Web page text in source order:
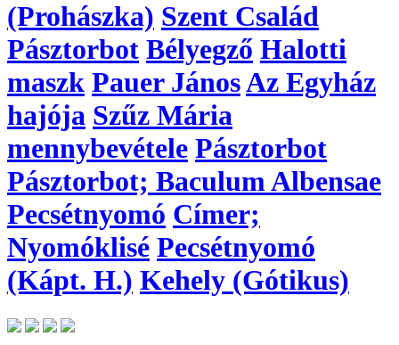
(Prohászka) Szent Család
Pásztorbot Bélyegző Halotti
maszk Pauer JánosAz Egyház
hajója Szűz Mária
mennybevétele Pásztorbot
Pásztorbot; Baculum Albensae
Pecsétnyomó Címer;
Nyomóklisé Pecsétnyomó
(Kápt. H.) Kehely (Gótikus)